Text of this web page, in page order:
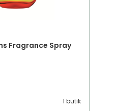
Fragrance Spray
1 butik